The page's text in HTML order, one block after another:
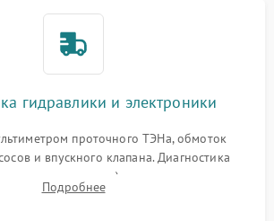
гидравлики и электроники
проточного ТЭНа, обмоток
и впускного клапана. Диагностика
уровня воды), датчика мутности,
и электронного модуля управления.
Подробнее